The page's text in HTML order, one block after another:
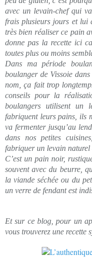
avec un levain-chef qui
frais plusieurs jours et lui
très bien réaliser ce pain
donne pas la recette ici
toutes plus ou moins
Dans ma période
boulanger de Vissoie
nom, ça fait trop
conseils pour la
boulangers utilisent un
fabriquent leurs pains, ils
va fermenter jusqu’au
dans nos petites
fabriquer un levain
C’est un pain noir,
souvent avec du beurre,
la viande séchée ou du
un verre de fendant est
Et sur ce blog, pour un
vous trouverez une recette